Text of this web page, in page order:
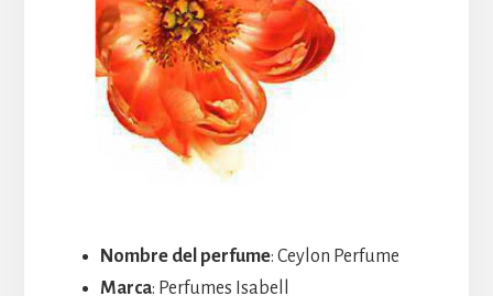
Nombre del perfume: Ceylon Perfume
Marca: Perfumes Isabell